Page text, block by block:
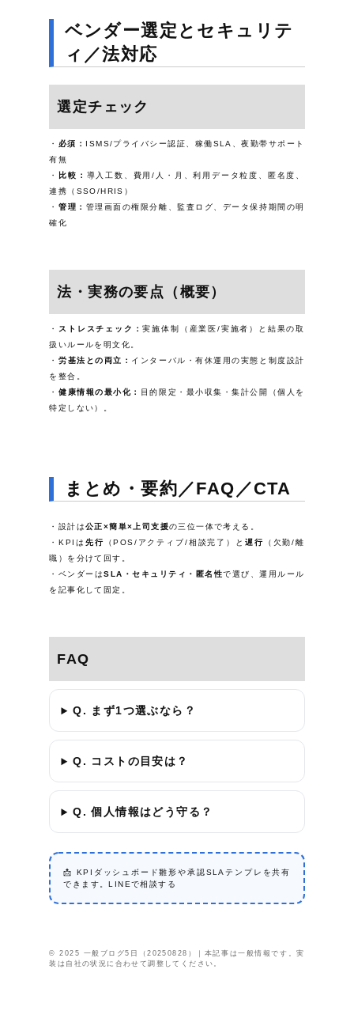
ベンダー選定とセキュリテ
ィ／法対応
選定チェック
必須： ISMS/プライバシー認証、稼働SLA、夜勤帯サポート
有無
比較： 導入工数、費用/人・月、利用データ粒度、匿名度、
連携（SSO/HRIS）
管理： 管理画面の権限分離、監査ログ、データ保持期間の明
確化
法・実務の要点（概要）
ストレスチェック：実施体制（産業医/実施者）と結果の取
扱いルールを明文化。
労基法との両立： インターバル・有休運用の実態と制度設計
を整合。
健康情報の最小化：
目的限定・最小収集・集計公開（個人を
特定しない）。
まとめ・要約／FAQ／CTA
設計は公正×簡単×上司支援の三位一体で考える。
KPIは 先行 （POS/アクティブ/相談完了）と 遅行 （欠勤/離
職）を分けて回す。
ベンダーはSLA・セキュリティ・匿名性で選び、運用ルール
を記事化して固定。
FAQ
Q. まず1つ選ぶなら？
Q. コストの目安は？
Q. 個人情報はどう守る？
📩 KPIダッシュボード雛形や承認SLAテンプレを共有
できます。LINEで相談する
© 2025 一般ブログ5日（20250828）｜本記事は一般情報です。実
装は自社の状況に合わせて調整してください。